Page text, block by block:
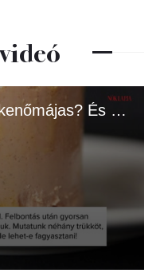
Meddig jó a pástétom, kenőmájas? És hogy marad tovább friss?